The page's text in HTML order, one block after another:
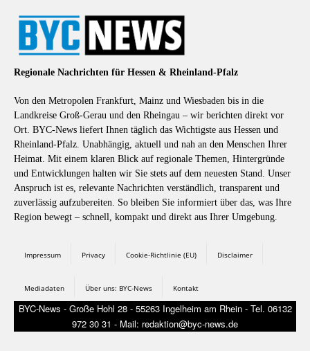
Regionale Nachrichten für Hessen & Rheinland-Pfalz
Von den Metropolen Frankfurt, Mainz und Wiesbaden bis in die
Landkreise Groß-Gerau und den Rheingau – wir berichten direkt vor
Ort. BYC-News liefert Ihnen täglich das Wichtigste aus Hessen und
Rheinland-Pfalz. Unabhängig, aktuell und nah an den Menschen Ihrer
Heimat. Mit einem klaren Blick auf regionale Themen, Hintergründe
und Entwicklungen halten wir Sie stets auf dem neuesten Stand. Unser
Anspruch ist es, relevante Nachrichten verständlich, transparent und
zuverlässig aufzubereiten. So bleiben Sie informiert über das, was Ihre
Region bewegt – schnell, kompakt und direkt aus Ihrer Umgebung.
Impressum Privacy Cookie-Richtlinie (EU) Disclaimer
Mediadaten Über uns: BYC-News Kontakt
BYC-News - Große Hohl 28 - 55263 Ingelheim am Rhein - Tel. 06132
972 30 31 - Mail: redaktion@byc-news.de